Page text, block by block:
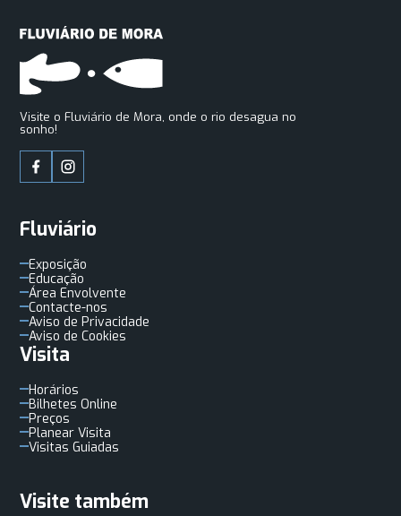
Visite o Fluviário de Mora, onde o rio desagua no
sonho!
Fluviário
Exposição
Educação
Área Envolvente
Contacte-nos
Aviso de Privacidade
Aviso de Cookies
Visita
Horários
Bilhetes Online
Preços
Planear Visita
Visitas Guiadas
Visite também